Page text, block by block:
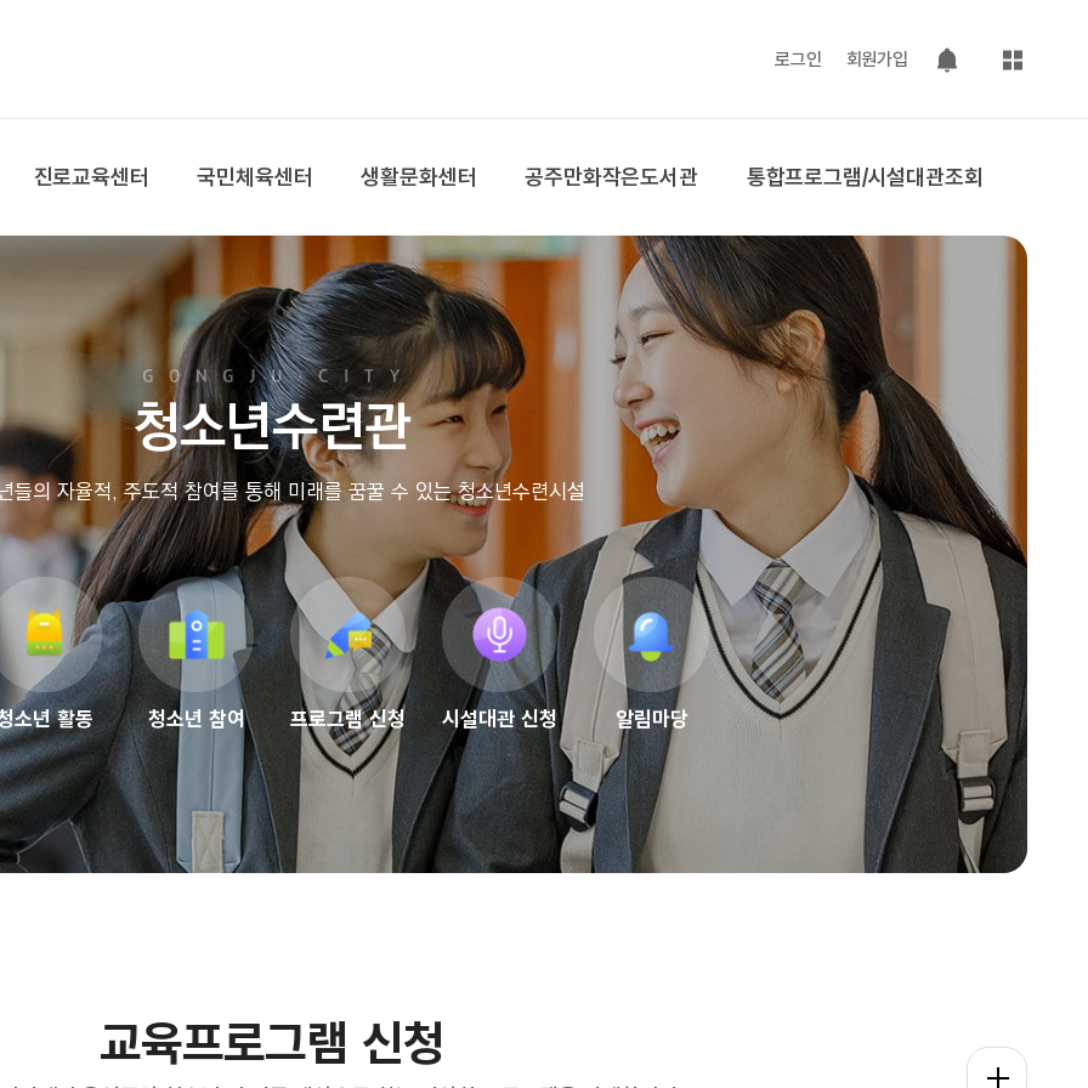
로그인 회원가입
팝업 열기
사이트맵
진로교육센터 국민체육센터 생활문화센터 공주만화작은도서관 통합프로그램/시설대관조회
청소년수련관
들의 자율적, 주도적 참여를 통해 미래를 꿈꿀 수 있는 청소년수련시설
소년 활동 청소년 참여 프로그램 신청 시설대관 신청 알림마당
교육프로그램 신청 교육프로그램